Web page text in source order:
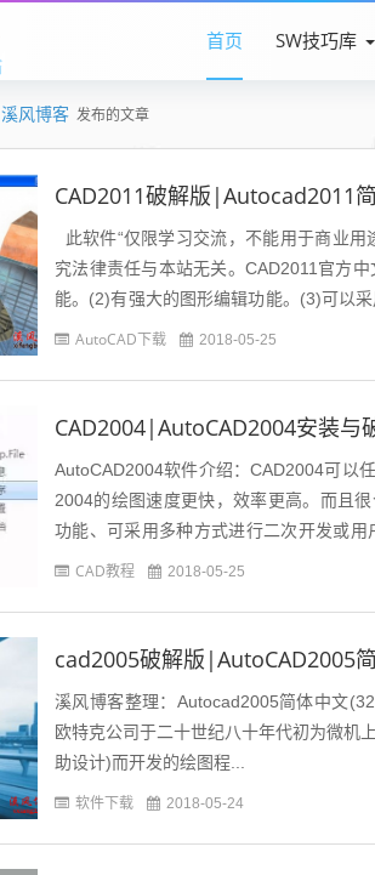
首页 SW技巧库
溪风博客 发布的文章
CAD2011破解版|Autocad2011
此软件“仅限学习交流，不能用于商业
究法律责任与本站无关。CAD2011官方
能。(2)有强大的图形编辑功能。(3)可以
多种图形格式的转换，具...
AutoCAD下载 2018-05-25
CAD2004|AutoCAD2004安装与
AutoCAD2004软件介绍：CAD2004可以
2004的绘图速度更快，效率更高。而且
功能、可采用多种方式进行二次开发或用
安装教程准备工作：点击下载Au...
CAD教程 2018-05-25
cad2005破解版|AutoCAD2005
溪风博客整理：Autocad2005简体中文
欧特克公司于二十世纪八十年代初为微机
助设计)而开发的绘图程...
软件下载 2018-05-24